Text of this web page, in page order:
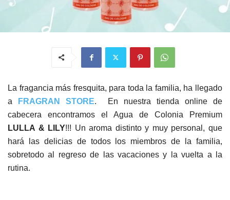
La fragancia más fresquita, para toda la familia, ha llegado
a
FRAGRAN STORE. En nuestra tienda online de
cabecera encontramos el Agua de Colonia Premium
LULLA & LILY!!! Un aroma distinto y muy personal, que
hará las delicias de todos los miembros de la familia,
sobretodo al regreso de las vacaciones y la vuelta a la
rutina.